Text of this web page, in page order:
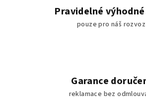
Pravidelné
pouze pro náš rozvoz
Garance
reklamace bez